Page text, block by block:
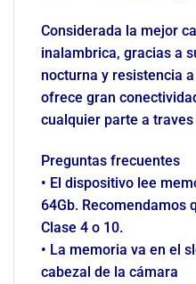
Considerada la mejor
inalambrica, gracias a
nocturna y resistencia
ofrece gran
cualquier parte a
Preguntas frecuentes
• El dispositivo lee
64Gb. Recomendamos
Clase 4 o 10.
• La memoria va en el
cabezal de la cámara